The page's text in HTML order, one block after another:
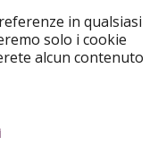
legali
Uso
in qualsiasi
solo i cookie
alcun contenuto